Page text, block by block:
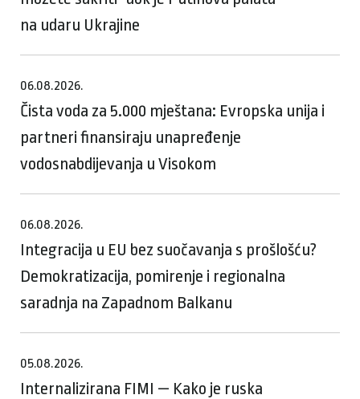
na udaru Ukrajine
06.08.2026.
Čista voda za 5.000 mještana: Evropska unija i
partneri finansiraju unapređenje
vodosnabdijevanja u Visokom
06.08.2026.
Integracija u EU bez suočavanja s prošlošću?
Demokratizacija, pomirenje i regionalna
saradnja na Zapadnom Balkanu
05.08.2026.
Internalizirana FIMI — Kako je ruska